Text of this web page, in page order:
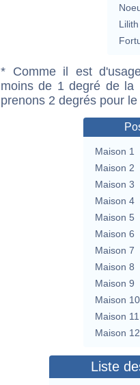
Lilith
* Comme il est
moins de 1 degré de la
prenons 2 degrés pour
Maison 1
Maison 2
Maison 3
Maison 4
Maison 5
Maison 6
Maison 7
Maison 8
Maison 9
Maison 10
Maison 11
Maison 12
Liste